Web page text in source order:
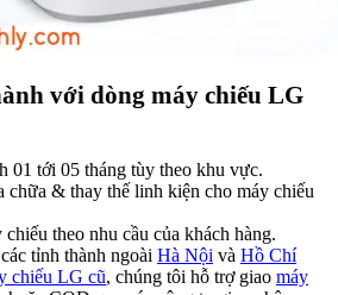
với dòng máy chiếu LG
01 tới 05 tháng tùy theo khu vực.
chữa & thay thế linh kiện cho máy chiếu
theo nhu cầu của khách hàng.
tỉnh thành ngoài Hà Nội và Hồ Chí
chiếu LG cũ, chúng tôi hỗ trợ giao máy